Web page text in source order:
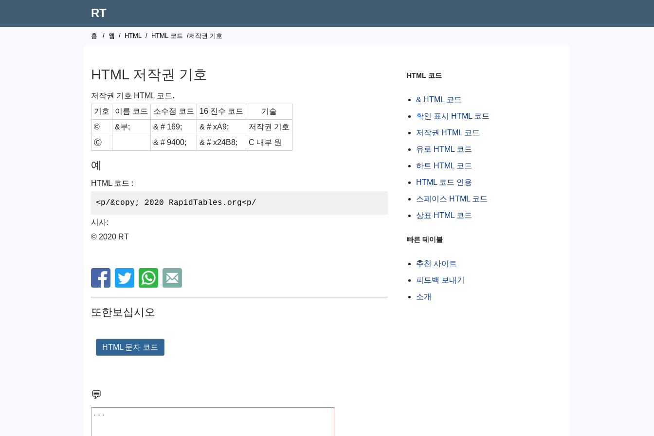
RT
홈 / 웹 / HTML / HTML 코드 /저작권 기호
HTML 저작권 기호
저작권 기호 HTML 코드.
기호
이름 코드 소수점 코드 16 진수 코드
기술
©
&부; & # 169; & # xA9;
저작권 기호
Ⓒ
& # 9400; & # x24B8; C 내부 원
예
HTML 코드 :
<p/&copy; 2020 RapidTables.org<p/
시사:
© 2020 RT
또한보십시오
HTML 문자 코드
💬
HTML 코드
& HTML 코드
확인 표시 HTML 코드
저작권 HTML 코드
유로 HTML 코드
하트 HTML 코드
HTML 코드 인용
스페이스 HTML 코드
상표 HTML 코드
빠른 테이블
추천 사이트
피드백 보내기
소개